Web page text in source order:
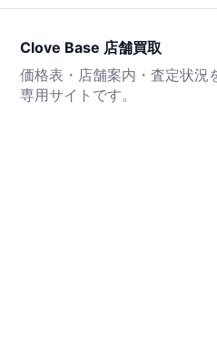
Clove Base 店舗買取
価格表・店舗案内・査定状況
専用サイトです。